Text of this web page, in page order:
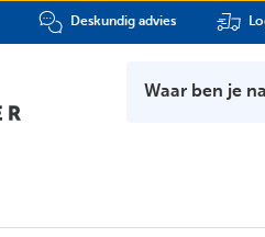
Deskundig advies
Waar ben je